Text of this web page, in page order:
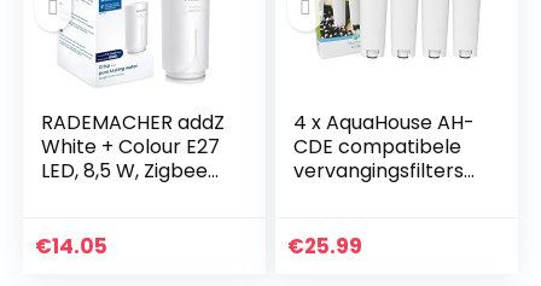
RADEMACHER addZ
White + Colour E27
LED, 8,5 W, Zigbee
kleuren, dimbaar
€14.05
4 x AquaHouse AH-
CDE compatibele
vervangingsfilters
cartridge DLSC002,
€25.99